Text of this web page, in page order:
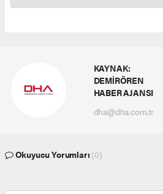
KAYNAK:
DEMİRÖREN
HABER AJANSI
dha@dha.com.tr
Okuyucu Yorumları (0)